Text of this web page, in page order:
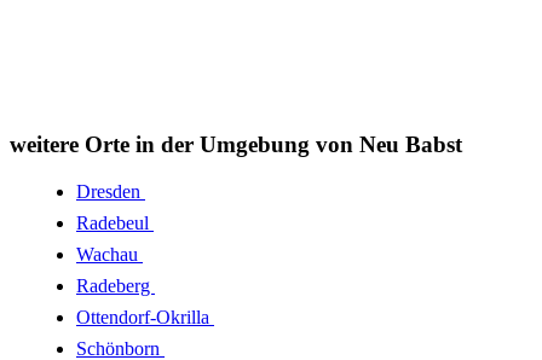
weitere Orte in der Umgebung von Neu Babst
Dresden
Radebeul
Wachau
Radeberg
Ottendorf-Okrilla
Schönborn